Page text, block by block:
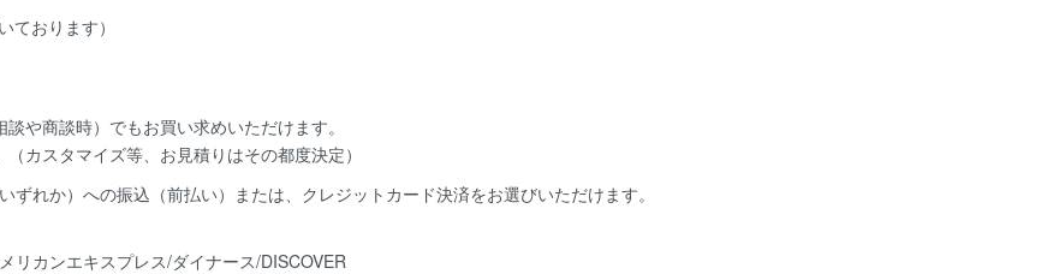
ております）
や商談時）でもお買い求めいただけます。
カスタマイズ等、お見積りはその都度決定）
ずれか）への振込（前払い）または、クレジットカード決済をお選びいただけます。